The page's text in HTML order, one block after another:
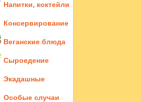
Напитки, коктейли
Консервирование
Веганские блюда
Сыроедение
Экадашные
Особые случаи